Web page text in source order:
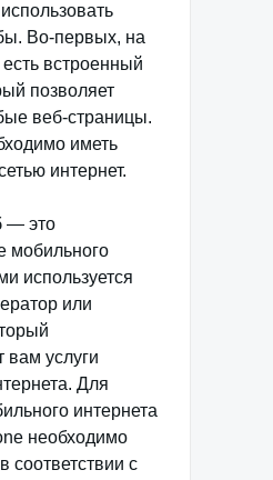
Во-первых, на
встроенный
позволяет
веб-страницы.
иметь
интернет.
— это
мобильного
используется
или
вам услуги
Для
интернета
необходимо
соответствии с